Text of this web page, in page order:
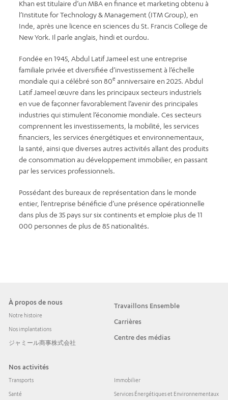
Khan est titulaire d’un MBA en finance et marketing obtenu à
l’Institute for Technology & Management (ITM Group), en
Inde, après une licence en sciences du St. Francis College de
New York. Il parle anglais, hindi et ourdou.
Fondée en 1945, Abdul Latif Jameel est une entreprise
familiale privée et diversifiée d’investissement à l’échelle
mondiale qui a célébré son 80e anniversaire en 2025. Abdul
Latif Jameel œuvre dans les principaux secteurs industriels
en vue de façonner favorablement l’avenir des principales
industries qui stimulent l’économie mondiale. Ces secteurs
comprennent les investissements, la mobilité, les services
financiers, les services énergétiques et environnementaux,
la santé, ainsi que diverses autres activités allant des produits
de consommation au développement immobilier, en passant
par les services professionnels.
Possédant des bureaux de représentation dans le monde
entier, l’entreprise bénéficie d’une présence opérationnelle
dans plus de 35 pays sur six continents et emploie plus de 11
000 personnes de plus de 85 nationalités.
À propos de nous
Notre histoire
Nos implantations
ジャミール商事株式会社
Travaillons Ensemble
Carrières
Centre des médias
Nos activités
Transports
Santé
Immobilier
Services Énergétiques et Environnementaux